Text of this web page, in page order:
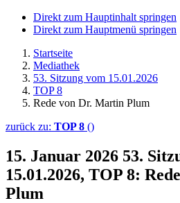
Direkt zum Hauptinhalt springen
Direkt zum Hauptmenü springen
Startseite
Mediathek
53. Sitzung vom 15.01.2026
TOP 8
Rede von Dr. Martin Plum
zurück zu: TOP 8 ()
15. Januar 2026 53.
15.01.2026, TOP 8:
Plum